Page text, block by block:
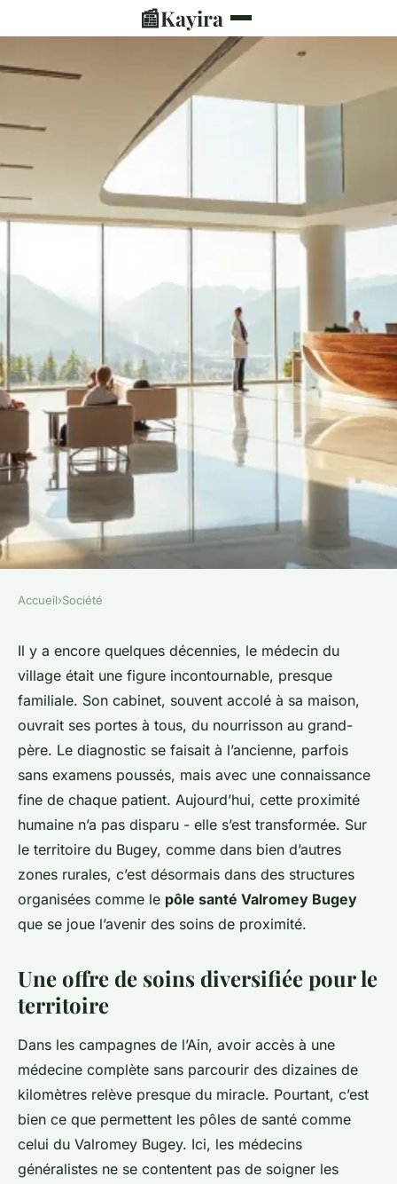
📰Kayira
Découvrez les prestations
médicales au pôle santé
Valromey Bugey
Orion• 12/05/2026 18:58•11 min de lecture
Accueil›Société
Il y a encore quelques décennies, le médecin du
village était une figure incontournable, presque
familiale. Son cabinet, souvent accolé à sa maison,
ouvrait ses portes à tous, du nourrisson au grand-
père. Le diagnostic se faisait à l’ancienne, parfois
sans examens poussés, mais avec une connaissance
fine de chaque patient. Aujourd’hui, cette proximité
humaine n’a pas disparu - elle s’est transformée. Sur
le territoire du Bugey, comme dans bien d’autres
zones rurales, c’est désormais dans des structures
organisées comme le pôle santé Valromey Bugey
que se joue l’avenir des soins de proximité.
Une offre de soins diversifiée pour le
territoire
Dans les campagnes de l’Ain, avoir accès à une
médecine complète sans parcourir des dizaines de
kilomètres relève presque du miracle. Pourtant, c’est
bien ce que permettent les pôles de santé comme
celui du Valromey Bugey. Ici, les médecins
généralistes ne se contentent pas de soigner les